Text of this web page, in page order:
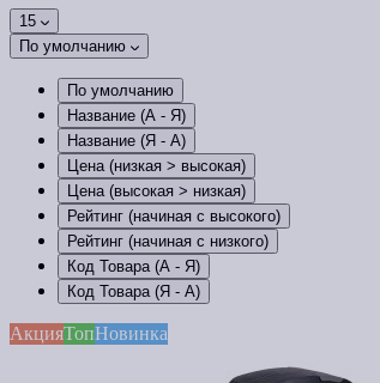
15
По умолчанию
По умолчанию
Название (А - Я)
Название (Я - А)
Цена (низкая > высокая)
Цена (высокая > низкая)
Рейтинг (начиная с высокого)
Рейтинг (начиная с низкого)
Код Товара (А - Я)
Код Товара (Я - А)
АкцияТопНовинка